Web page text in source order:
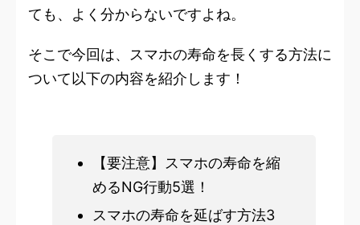
ても、よく分からないですよね。
そこで今回は、スマホの寿命を長くする方法に
ついて以下の内容を紹介します！
【要注意】スマホの寿命を縮
めるNG行動5選！
スマホの寿命を延ばす方法3